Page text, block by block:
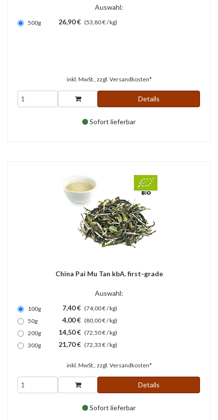
Auswahl:
500g 26,90 € (53,80 € / kg)
inkl. MwSt., zzgl. Versandkosten*
Details
Sofort lieferbar
China Pai Mu Tan kbA. first-grade
Auswahl:
100g 7,40 € (74,00 € / kg)
50g
4,00 € (80,00 € / kg)
200g
14,50 € (72,50 € / kg)
300g
21,70 € (72,33 € / kg)
inkl. MwSt., zzgl. Versandkosten*
Details
Sofort lieferbar